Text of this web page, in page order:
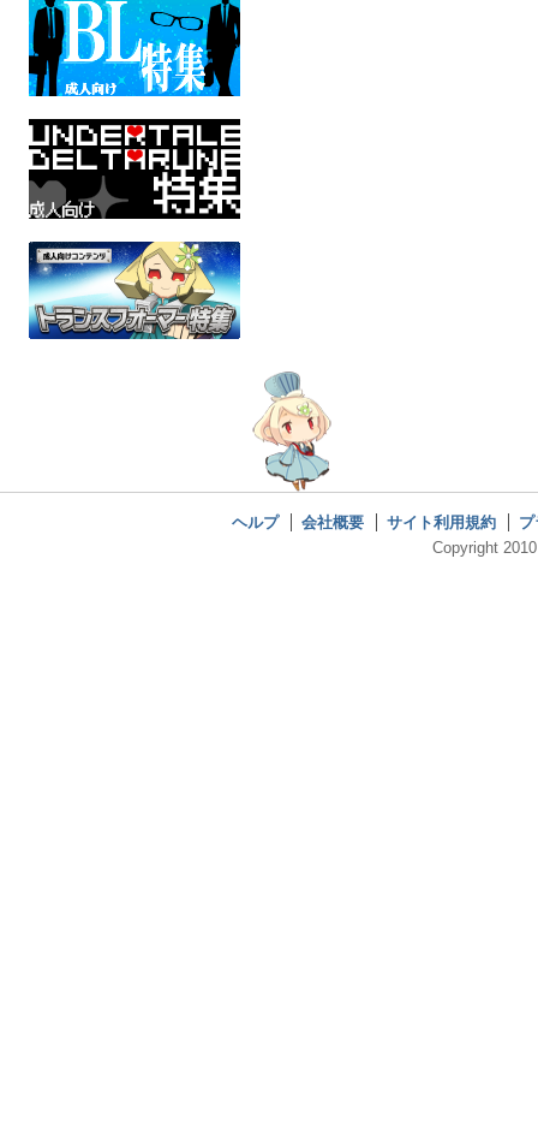
ヘルプ 会社概要 サイト利用規約
Copyright